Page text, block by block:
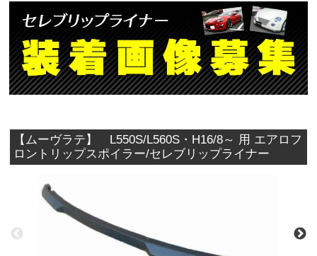
【ムーヴラテ】 L550S/L560S・H16/8～ 用 エアロフ
ロントリップスポイラー/セレブリップライナー